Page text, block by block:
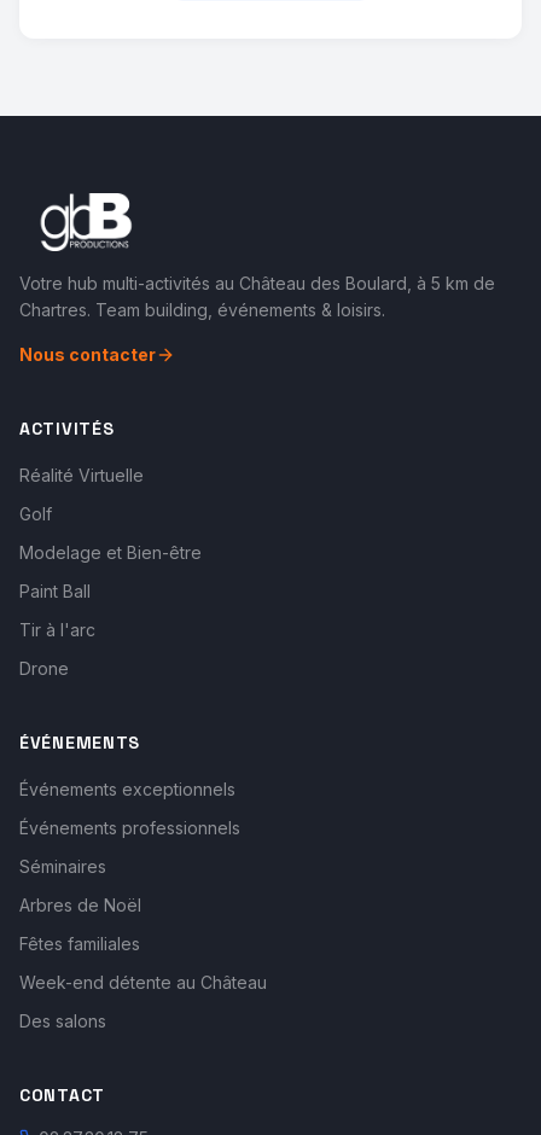
Votre hub multi-activités au Château des Boulard, à 5 km de
Chartres. Team building, événements & loisirs.
Nous contacter
ACTIVITÉS
Réalité Virtuelle
Golf
Modelage et Bien-être
Paint Ball
Tir à l'arc
Drone
ÉVÉNEMENTS
Événements exceptionnels
Événements professionnels
Séminaires
Arbres de Noël
Fêtes familiales
Week-end détente au Château
Des salons
CONTACT